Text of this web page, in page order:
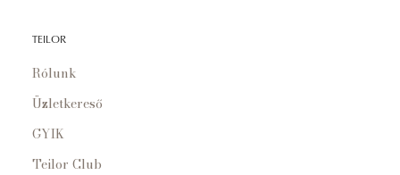
TEILOR
Rólunk
Üzletkereső
GYIK
Teilor Club